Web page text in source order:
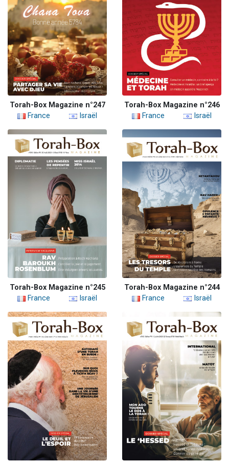
Torah-Box Magazine n°247
France
Israël
Torah-Box Magazine n°246
France
Israël
Torah-Box Magazine n°245
France
Israël
Torah-Box Magazine n°244
France
Israël